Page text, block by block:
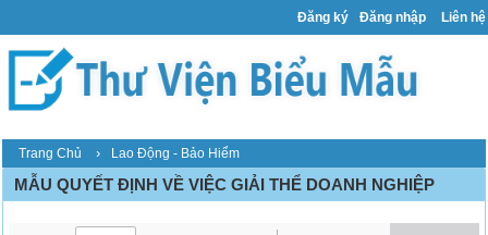
Đăng ký Đăng nhập Liên hệ
Trang Chủ › Lao Động - Bảo Hiểm
MẪU QUYẾT ĐỊNH VỀ VIỆC GIẢI THỂ DOANH NGHIỆP